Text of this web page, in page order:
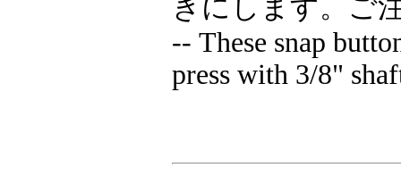
きにします。ご
-- These snap
press with 3/8"